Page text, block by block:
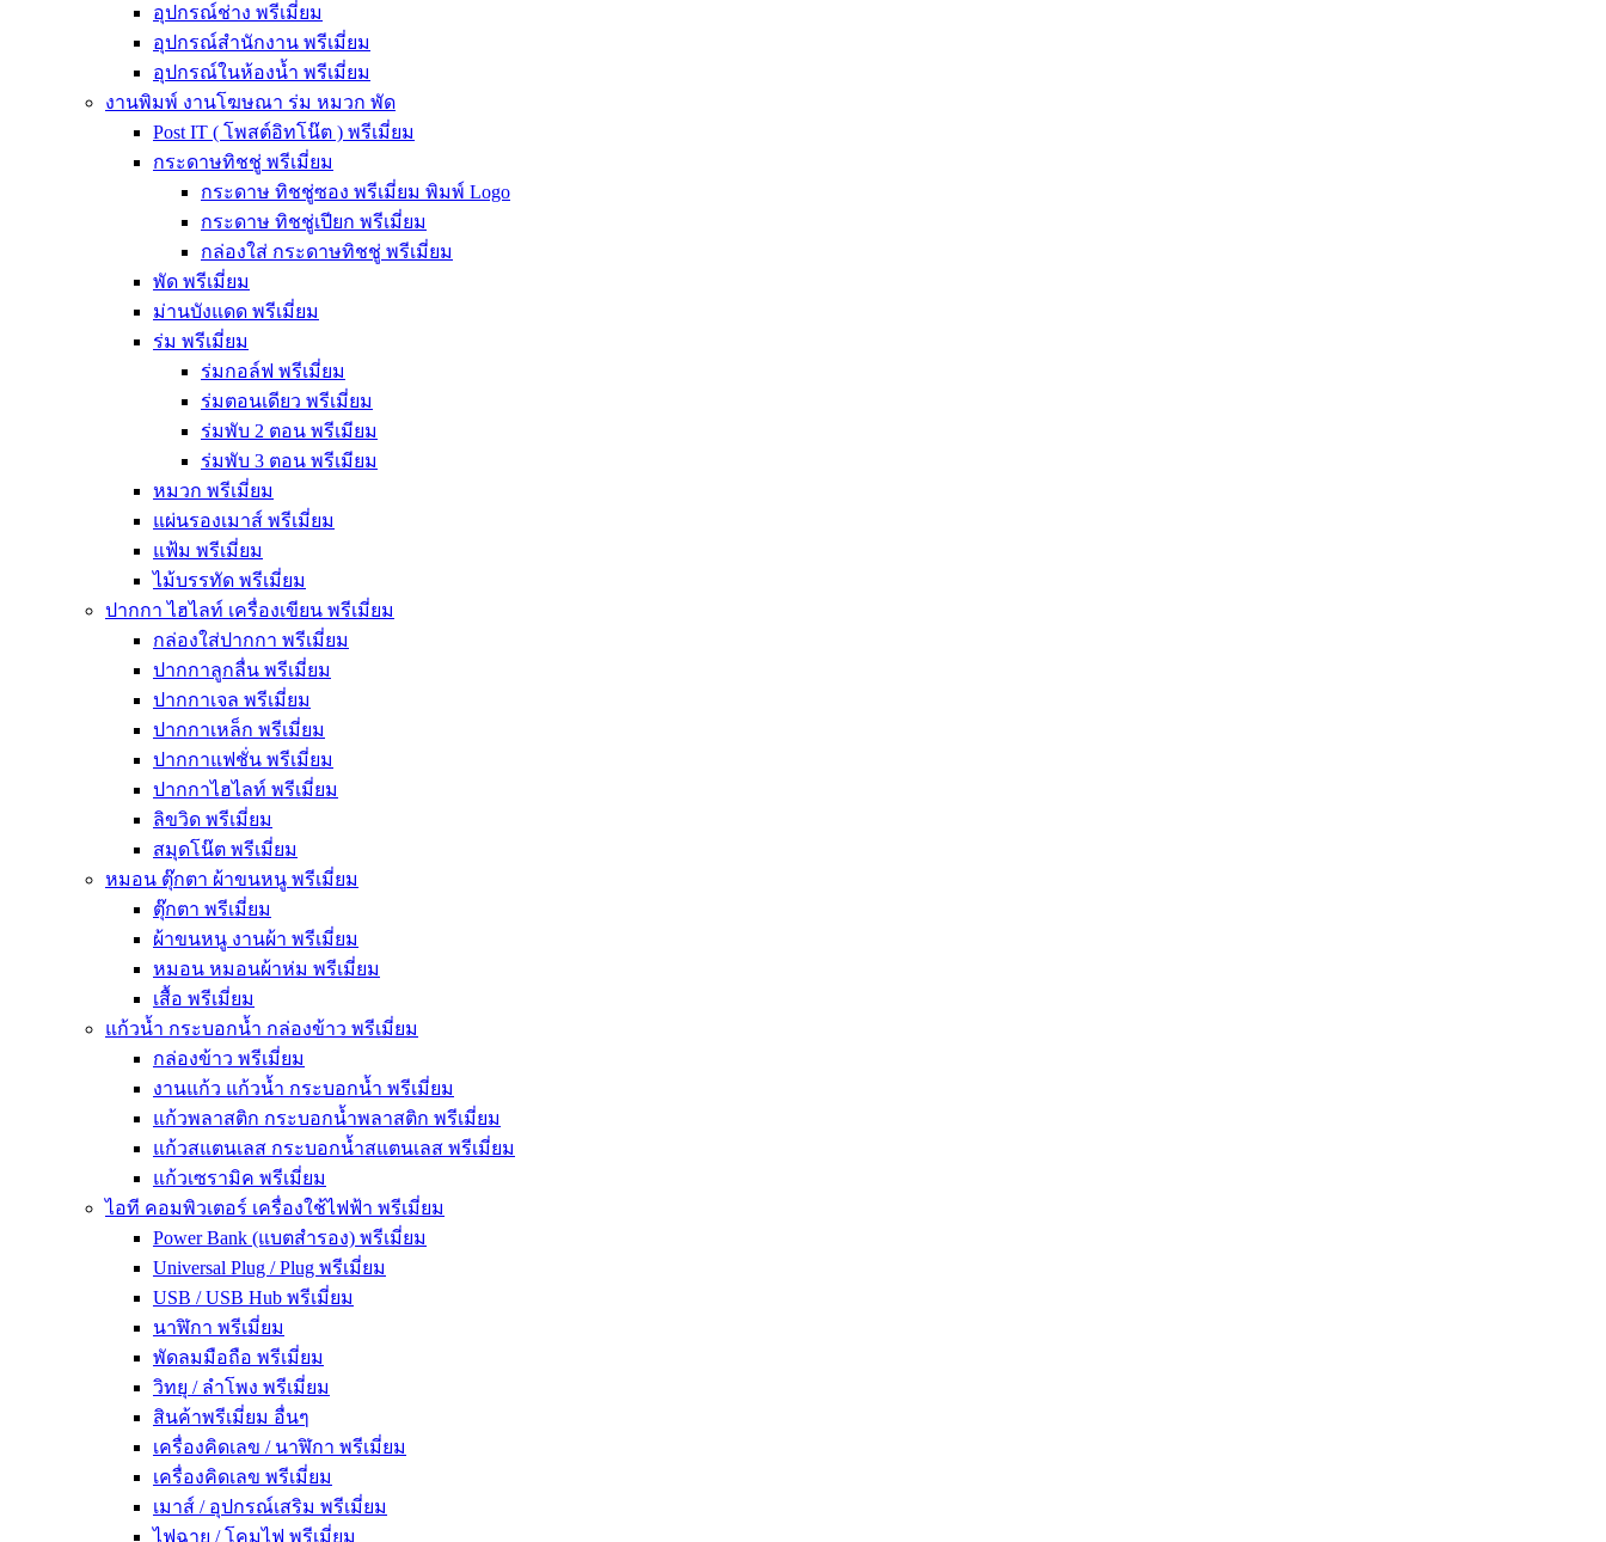
อุปกรณ์ช่าง พรีเมี่ยม
อุปกรณ์สำนักงาน พรีเมี่ยม
อุปกรณ์ในห้องน้ำ พรีเมี่ยม
งานพิมพ์ งานโฆษณา ร่ม หมวก พัด
Post IT ( โพสต์อิทโน๊ต ) พรีเมี่ยม
กระดาษทิชชู่ พรีเมี่ยม
กระดาษ ทิชชู่ซอง พรีเมี่ยม พิมพ์ Logo
กระดาษ ทิชชู่เปียก พรีเมี่ยม
กล่องใส่ กระดาษทิชชู่ พรีเมี่ยม
พัด พรีเมี่ยม
ม่านบังแดด พรีเมี่ยม
ร่ม พรีเมี่ยม
ร่มกอล์ฟ พรีเมี่ยม
ร่มตอนเดียว พรีเมี่ยม
ร่มพับ 2 ตอน พรีเมียม
ร่มพับ 3 ตอน พรีเมียม
หมวก พรีเมี่ยม
แผ่นรองเมาส์ พรีเมี่ยม
แฟ้ม พรีเมี่ยม
ไม้บรรทัด พรีเมี่ยม
ปากกา ไฮไลท์ เครื่องเขียน พรีเมี่ยม
กล่องใส่ปากกา พรีเมี่ยม
ปากกาลูกลื่น พรีเมี่ยม
ปากกาเจล พรีเมี่ยม
ปากกาเหล็ก พรีเมี่ยม
ปากกาแฟชั่น พรีเมี่ยม
ปากกาไฮไลท์ พรีเมี่ยม
ลิขวิด พรีเมี่ยม
สมุดโน๊ต พรีเมี่ยม
หมอน ตุ๊กตา ผ้าขนหนู พรีเมี่ยม
ตุ๊กตา พรีเมี่ยม
ผ้าขนหนู งานผ้า พรีเมี่ยม
หมอน หมอนผ้าห่ม พรีเมี่ยม
เสื้อ พรีเมี่ยม
แก้วน้ำ กระบอกน้ำ กล่องข้าว พรีเมี่ยม
กล่องข้าว พรีเมี่ยม
งานแก้ว แก้วน้ำ กระบอกน้ำ พรีเมี่ยม
แก้วพลาสติก กระบอกน้ำพลาสติก พรีเมี่ยม
แก้วสแตนเลส กระบอกน้ำสแตนเลส พรีเมี่ยม
แก้วเซรามิค พรีเมี่ยม
ไอที คอมพิวเตอร์ เครื่องใช้ไฟฟ้า พรีเมี่ยม
Power Bank (แบตสำรอง) พรีเมี่ยม
Universal Plug / Plug พรีเมี่ยม
USB / USB Hub พรีเมี่ยม
นาฬิกา พรีเมี่ยม
พัดลมมือถือ พรีเมี่ยม
วิทยุ / ลำโพง พรีเมี่ยม
สินค้าพรีเมี่ยม อื่นๆ
เครื่องคิดเลข / นาฬิกา พรีเมี่ยม
เครื่องคิดเลข พรีเมี่ยม
เมาส์ / อุปกรณ์เสริม พรีเมี่ยม
ไฟฉาย / โคมไฟ พรีเมี่ยม